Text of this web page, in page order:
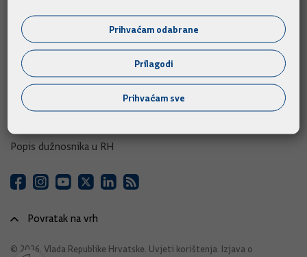
Izvozni portal
Adresar
Središnji katalog službenih dokumenata RH
Adresar tijela javne vlasti
Popis dužnosnika u RH
Povratak na vrh
© 2026. Vlada Republike Hrvatske. Uvjeti korištenja Izjava o
Prihvaćam odabrane
Prilagodi
Prihvaćam sve